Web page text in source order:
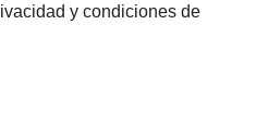
y condiciones de